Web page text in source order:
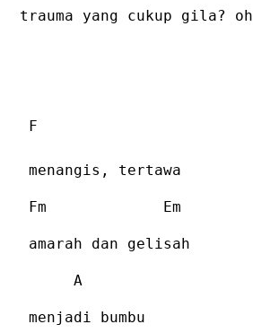
trauma yang cukup gila? oh
F
menangis, tertawa
Fm Em
amarah dan gelisah
A
menjadi bumbu